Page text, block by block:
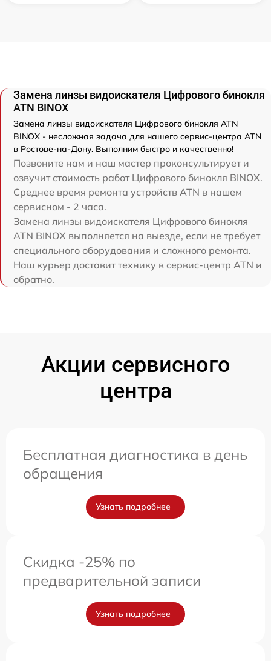
Замена линзы видоискателя Цифрового бинокля
ATN BINOX
Замена линзы видоискателя Цифрового бинокля ATN
BINOX - несложная задача для нашего сервис-центра ATN
в Ростове-на-Дону. Выполним быстро и качественно!
Позвоните нам и наш мастер проконсультирует и
озвучит стоимость работ Цифрового бинокля BINOX.
Среднее время ремонта устройств ATN в нашем
сервисном - 2 часа.
Замена линзы видоискателя Цифрового бинокля
ATN BINOX выполняется на выезде, если не требует
специального оборудования и сложного ремонта.
Наш курьер доставит технику в сервис-центр ATN и
обратно.
Акции сервисного
центра
Бесплатная диагностика в день
обращения
Узнать подробнее
Скидка -25% по
предварительной записи
Узнать подробнее